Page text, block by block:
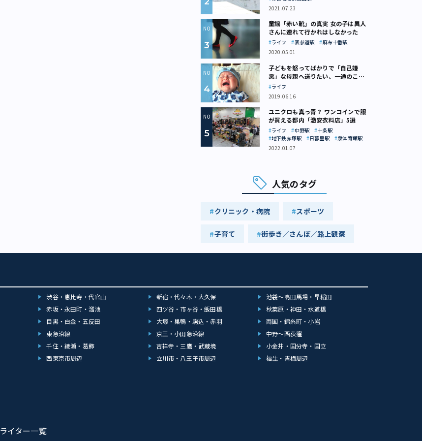
2021.07.23
童謡「赤い靴」の真実 女の子は異人
さんに連れて行かれはしなかった
ライフ 表参道駅
麻布十番駅
2020.05.01
子どもを怒ってばかりで「自己嫌
悪」な母親へ送りたい、一通のここ
ろの処方箋
ライフ
2019.06.16
ユニクロも真っ青？ ワンコインで服
が買える都内「激安衣料店」5選
ライフ 中野駅
十条駅
地下鉄赤塚駅
日暮里駅
泉体育館駅
2022.01.07
人気のタグ
クリニック・病院 スポーツ
子育て 街歩き／さんぽ／路上観察
渋谷・恵比寿・代官山 新宿・代々木・大久保
池袋～高田馬場・早稲田
赤坂・永田町・溜池 四ツ谷・市ヶ谷・飯田橋
秋葉原・神田・水道橋
目黒・白金・五反田 大塚・巣鴨・駒込・赤羽
両国・錦糸町・小岩
東急沿線 京王・小田急沿線
中野～西荻窪
千住・綾瀬・葛飾 吉祥寺・三鷹・武蔵境
小金井・国分寺・国立
西東京市周辺 立川市・八王子市周辺 福生・青梅周辺
ライター一覧